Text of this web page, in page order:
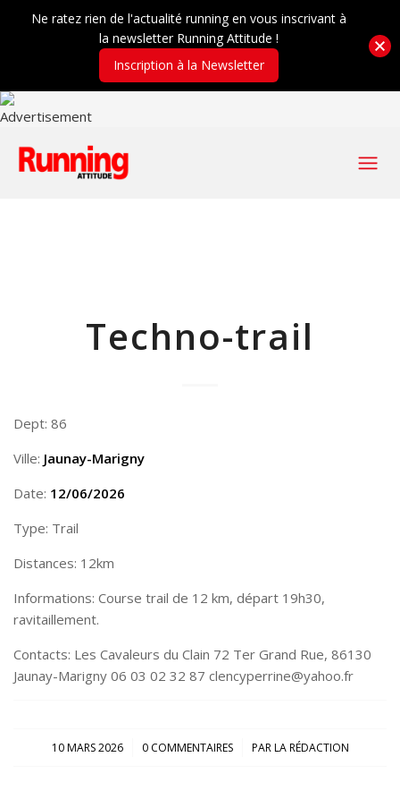
Techno-trail
Dept: 86
Ville: Jaunay-Marigny
Date: 12/06/2026
Type: Trail
Distances: 12km
Informations: Course trail de 12 km, départ 19h30,
ravitaillement.
Contacts: Les Cavaleurs du Clain 72 Ter Grand Rue, 86130
Jaunay-Marigny 06 03 02 32 87 clencyperrine@yahoo.fr
10 MARS 2026
/ 0 COMMENTAIRES
/ PARLA RÉDACTION
Ne ratez rien de l'actualité running en vous inscrivant à
la newsletter Running Attitude !
Inscription à la Newsletter